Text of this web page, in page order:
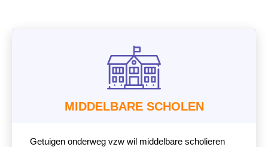
MIDDELBARE SCHOLEN
Getuigen onderweg vzw wil middelbare scholieren